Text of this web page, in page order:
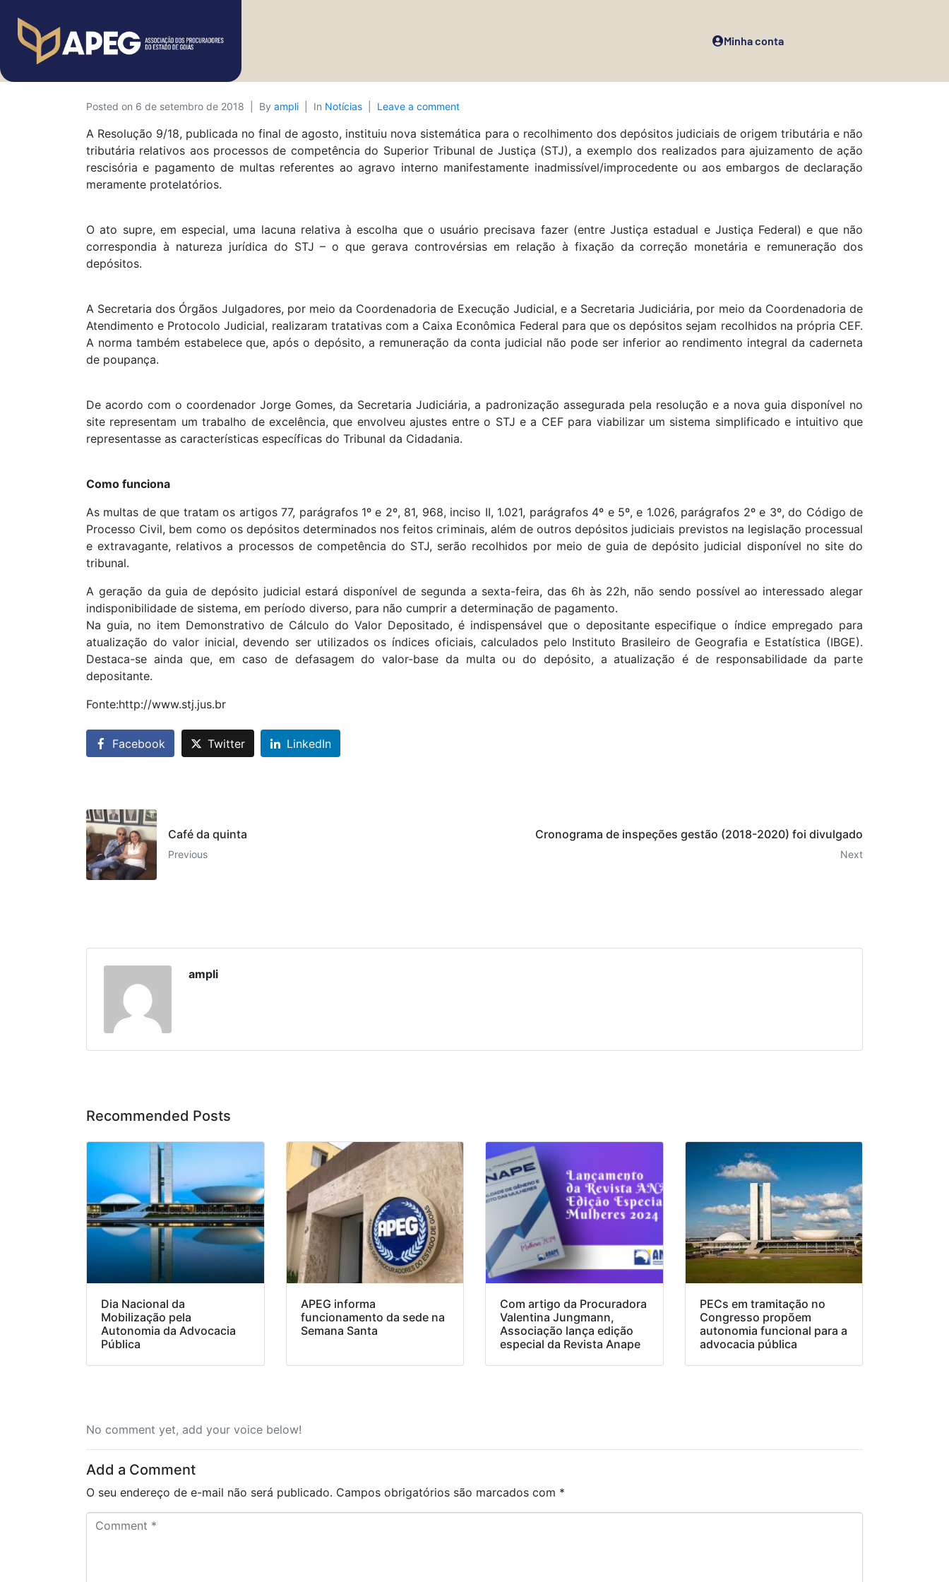
Minha conta
Posted on 6 de setembro de 2018 By ampli In Notícias Leave a comment
A Resolução 9/18, publicada no final de agosto, instituiu nova sistemática para o recolhimento dos depósitos judiciais de origem tributária e não
tributária relativos aos processos de competência do Superior Tribunal de Justiça (STJ), a exemplo dos realizados para ajuizamento de ação
rescisória e pagamento de multas referentes ao agravo interno manifestamente inadmissível/improcedente ou aos embargos de declaração
meramente protelatórios.
O ato supre, em especial, uma lacuna relativa à escolha que o usuário precisava fazer (entre Justiça estadual e Justiça Federal) e que não
correspondia à natureza jurídica do STJ – o que gerava controvérsias em relação à fixação da correção monetária e remuneração dos
depósitos.
A Secretaria dos Órgãos Julgadores, por meio da Coordenadoria de Execução Judicial, e a Secretaria Judiciária, por meio da Coordenadoria de
Atendimento e Protocolo Judicial, realizaram tratativas com a Caixa Econômica Federal para que os depósitos sejam recolhidos na própria CEF.
A norma também estabelece que, após o depósito, a remuneração da conta judicial não pode ser inferior ao rendimento integral da caderneta
de poupança.
De acordo com o coordenador Jorge Gomes, da Secretaria Judiciária, a padronização assegurada pela resolução e a nova guia disponível no
site representam um trabalho de excelência, que envolveu ajustes entre o STJ e a CEF para viabilizar um sistema simplificado e intuitivo que
representasse as características específicas do Tribunal da Cidadania.
Como funciona
As multas de que tratam os artigos 77, parágrafos 1º e 2º, 81, 968, inciso II, 1.021, parágrafos 4º e 5º, e 1.026, parágrafos 2º e 3º, do Código de
Processo Civil, bem como os depósitos determinados nos feitos criminais, além de outros depósitos judiciais previstos na legislação processual
e extravagante, relativos a processos de competência do STJ, serão recolhidos por meio de guia de depósito judicial disponível no site do
tribunal.
A geração da guia de depósito judicial estará disponível de segunda a sexta-feira, das 6h às 22h, não sendo possível ao interessado alegar
indisponibilidade de sistema, em período diverso, para não cumprir a determinação de pagamento.
Na guia, no item Demonstrativo de Cálculo do Valor Depositado, é indispensável que o depositante especifique o índice empregado para
atualização do valor inicial, devendo ser utilizados os índices oficiais, calculados pelo Instituto Brasileiro de Geografia e Estatística (IBGE).
Destaca-se ainda que, em caso de defasagem do valor-base da multa ou do depósito, a atualização é de responsabilidade da parte
depositante.
Fonte:http://www.stj.jus.br
Facebook Twitter LinkedIn
Café da quinta
Previous
Cronograma de inspeções gestão (2018-2020) foi divulgado
Next
ampli
Recommended Posts
Dia Nacional da
Mobilização pela
Autonomia da Advocacia
Pública
APEG informa
funcionamento da sede na
Semana Santa
Com artigo da Procuradora
Valentina Jungmann,
Associação lança edição
especial da Revista Anape
PECs em tramitação no
Congresso propõem
autonomia funcional para a
advocacia pública
No comment yet, add your voice below!
Add a Comment
O seu endereço de e-mail não será publicado. Campos obrigatórios são marcados com *